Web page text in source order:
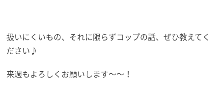
扱いにくいもの、それに限らずコップの話、ぜひ教えてく
ださい♪
来週もよろしくお願いします～～！